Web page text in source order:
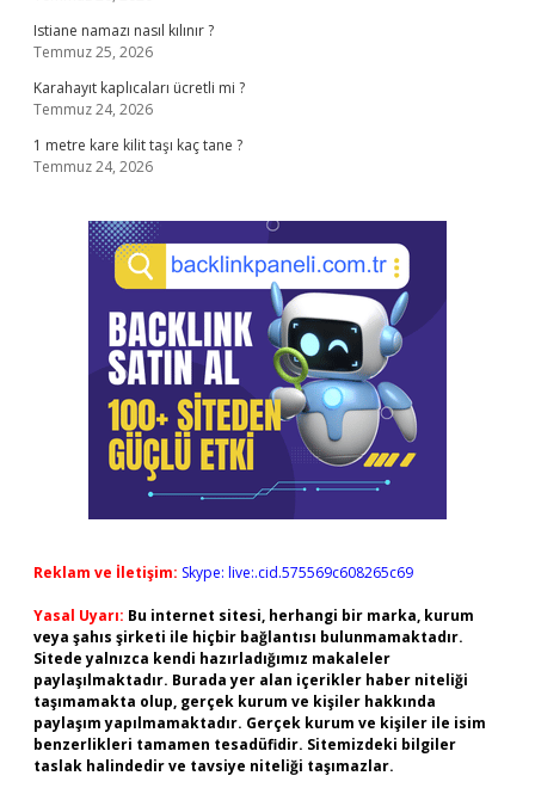
Istiane namazı nasıl kılınır ?
Temmuz 25, 2026
Karahayıt kaplıcaları ücretli mi ?
Temmuz 24, 2026
1 metre kare kilit taşı kaç tane ?
Temmuz 24, 2026
Reklam ve İletişim: Skype: live:.cid.575569c608265c69
Yasal Uyarı: Bu internet sitesi, herhangi bir marka, kurum
veya şahıs şirketi ile hiçbir bağlantısı bulunmamaktadır.
Sitede yalnızca kendi hazırladığımız makaleler
paylaşılmaktadır. Burada yer alan içerikler haber niteliği
taşımamakta olup, gerçek kurum ve kişiler hakkında
paylaşım yapılmamaktadır. Gerçek kurum ve kişiler ile isim
benzerlikleri tamamen tesadüfidir. Sitemizdeki bilgiler
taslak halindedir ve tavsiye niteliği taşımazlar.